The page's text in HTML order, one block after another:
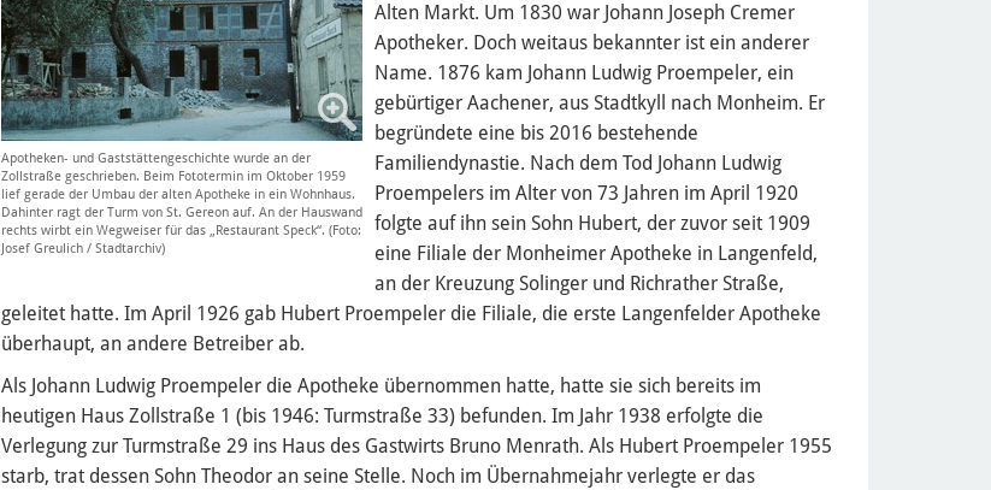
Apotheken- und Gaststättengeschichte wurde an der
Zollstraße geschrieben. Beim Fototermin im Oktober 1959
lief gerade der Umbau der alten Apotheke in ein Wohnhaus.
Dahinter ragt der Turm von St. Gereon auf. An der Hauswand
rechts wirbt ein Wegweiser für das „Restaurant Speck“. (Foto:
Josef Greulich / Stadtarchiv)
Alten Markt. Um 1830 war Johann Joseph Cremer
Apotheker. Doch weitaus bekannter ist ein anderer
Name. 1876 kam Johann Ludwig Proempeler, ein
gebürtiger Aachener, aus Stadtkyll nach Monheim. Er
begründete eine bis 2016 bestehende
Familiendynastie. Nach dem Tod Johann Ludwig
Proempelers im Alter von 73 Jahren im April 1920
folgte auf ihn sein Sohn Hubert, der zuvor seit 1909
eine Filiale der Monheimer Apotheke in Langenfeld,
an der Kreuzung Solinger und Richrather Straße,
geleitet hatte. Im April 1926 gab Hubert Proempeler die Filiale, die erste Langenfelder Apotheke
überhaupt, an andere Betreiber ab.
Als Johann Ludwig Proempeler die Apotheke übernommen hatte, hatte sie sich bereits im
heutigen Haus Zollstraße 1 (bis 1946: Turmstraße 33) befunden. Im Jahr 1938 erfolgte die
Verlegung zur Turmstraße 29 ins Haus des Gastwirts Bruno Menrath. Als Hubert Proempeler 1955
starb, trat dessen Sohn Theodor an seine Stelle. Noch im Übernahmejahr verlegte er das